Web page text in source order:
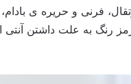
فرنی و حریره ی
رنگ به علت داشتن آنتی